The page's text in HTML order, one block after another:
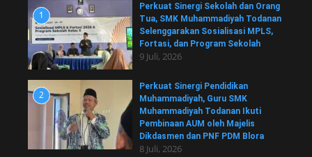
1
Perkuat Sinergi Sekolah dan Orang
Tua, SMK Muhammadiyah Todanan
Selenggarakan Sosialisasi MPLS,
Fortasi, dan Program Sekolah
9 Juli, 2026
2
Perkuat Sinergi Pendidikan
Muhammadiyah, Guru SMK
Muhammadiyah Todanan Ikuti
Pembinaan AUM oleh Majelis
Dikdasmen dan PNF PDM Blora
8 Juli, 2026